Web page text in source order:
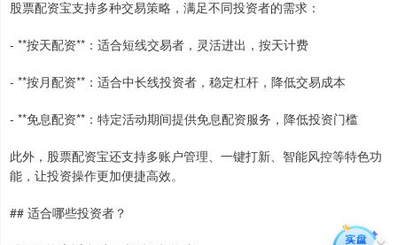
股票配资宝支持多种交易策略，满足不同投资者的需求：
- **按天配资**：适合短线交易者，灵活进出，按天计费
- **按月配资**：适合中长线投资者，稳定杠杆，降低交易成本
- **免息配资**：特定活动期间提供免息配资服务，降低投资门槛
此外，股票配资宝还支持多账户管理、一键打新、智能风控等特色功
能，让投资操作更加便捷高效。
## 适合哪些投资者？